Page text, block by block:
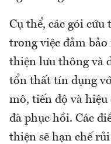
Cụ thể, các gói
trong việc đảm
thiện lưu thông và
tổn thất tín dụng
mô, tiến độ và
đà phục hồi. Các
thiện sẽ hạn chế